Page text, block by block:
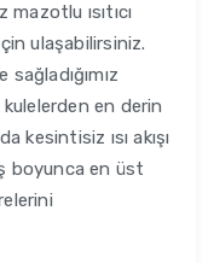
mazotlu ısıtıcı
ulaşabilirsiniz.
sağladığımız
en derin
kesintisiz ısı akışı
boyunca en üst